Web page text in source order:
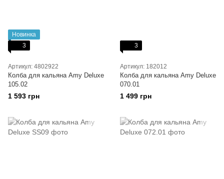
Новинка
3
Артикул: 4802922
Колба для кальяна Amy Deluxe
105.02
1 593 грн
3
Артикул: 182012
Колба для кальяна Amy Deluxe
070.01
1 499 грн